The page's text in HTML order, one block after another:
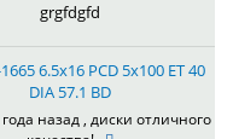
grgfdgfd
6.5x16 PCD 5x100 ET 40
DIA 57.1 BD
назад , диски отличного